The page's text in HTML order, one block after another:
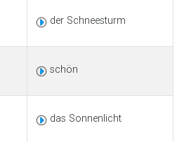
der Schneesturm
schön
das Sonnenlicht